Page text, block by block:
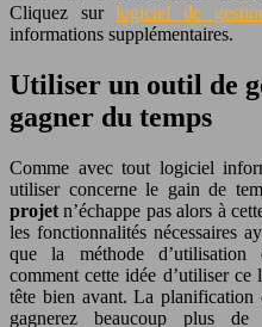
Cliquez surlogiciel de
informations supplémentaires.
Utiliser un outil de
gagner du temps
Comme avec tout logiciel
utiliser concerne le gain de
projet n’échappe pas alors à
les fonctionnalités nécessaires
que la méthode d’utilisation
comment cette idée d’utiliser
tête bien avant. La planification
gagnerez beaucoup plus